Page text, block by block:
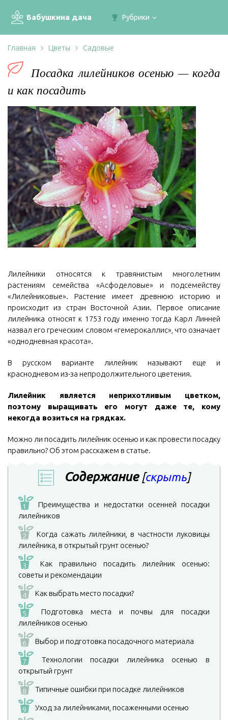
Бабушкина дача Рубрики
Главная Цветы Садовые
Посадка лилейников осенью — когда
и как посадить
Лилейники относятся к травянистым многолетним
растениям семейства «Асфоделовые» и подсемейству
«Лилейниковые». Растение имеет древнюю историю и
происходит из стран Восточной Азии. Первое описание
лилейника относят к 1753 году именно тогда Карл Линней
назвал его греческим словом «гемерокаллис», что означает
«однодневная красота».
В русском варианте лилейник называют еще и
краснодневом из-за непродолжительного цветения.
Лилейник является неприхотливым цветком,
поэтому выращивать его могут даже те, кому
некогда возиться на грядках.
Можно ли посадить лилейник осенью и как провести посадку
правильно? Об этом расскажем в статье.
Содержание [скрыть]
1
Преимущества и недостатки осенней посадки
лилейников
2
Когда сажать лилейники, в частности луковицы
лилейника, в открытый грунт осенью?
3
Как правильно посадить лилейник осенью:
советы и рекомендации
4 Как выбрать место посадки?
5
Подготовка места и почвы для посадки
лилейников осенью
6 Выбор и подготовка посадочного материала
7
Технологии посадки лилейника осенью в
открытый грунт
8 Типичные ошибки при посадке лилейников
9 Уход за лилейниками, посаженными осенью